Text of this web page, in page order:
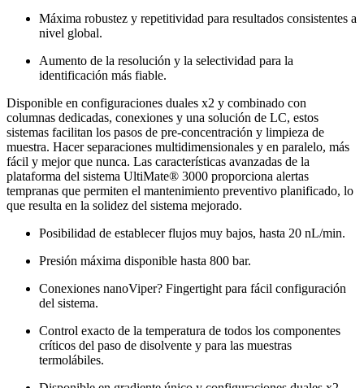
Máxima robustez y repetitividad para resultados consistentes a
nivel global.
Aumento de la resolución y la selectividad para la
identificación más fiable.
Disponible en configuraciones duales x2 y combinado con
columnas dedicadas, conexiones y una solución de LC, estos
sistemas facilitan los pasos de pre-concentración y limpieza de
muestra. Hacer separaciones multidimensionales y en paralelo, más
fácil y mejor que nunca. Las características avanzadas de la
plataforma del sistema UltiMate® 3000 proporciona alertas
tempranas que permiten el mantenimiento preventivo planificado, lo
que resulta en la solidez del sistema mejorado.
Posibilidad de establecer flujos muy bajos, hasta 20 nL/min.
Presión máxima disponible hasta 800 bar.
Conexiones nanoViper? Fingertight para fácil configuración
del sistema.
Control exacto de la temperatura de todos los componentes
críticos del paso de disolvente y para las muestras
termolábiles.